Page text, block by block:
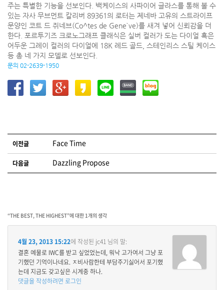
주는 특별한 기능을 선보인다. 백케이스의 사파이어 글라스를 통해 볼 수
있는 자사 무브먼트 칼리버 89361의 로터는 제네바 고유의 스트라이프
문양인 코트 드 쥐네브(Co^tes de Gene`ve)를 새겨 넣어 신뢰감을 더
한다. 포르투기즈 크로노그래프 클래식은 실버 컬러가 도는 다이얼 혹은
어두운 그레이 컬러의 다이얼에 18K 레드 골드, 스테인리스 스틸 케이스
등 총 네 가지 모델로 선보인다.
문의 02-2639-1950
글 네비게이션
이전글 Face Time
다음글 Dazzling Propose
“THE BEST, THE HIGHEST”에 대한 1개의 생각
4월 23, 2013 15:22에 작성된 jc41 님의 말:
결혼 예물로 IWC를 받고 싶었었는데, 워낙 고가여서 그냥 포
기했던 기억이나네요. ㅈ비사람한테 부담주기싫어서 포기했
는데 지금도 갖고싶은 시계중 하나.
댓글을 작성하려면 로그인